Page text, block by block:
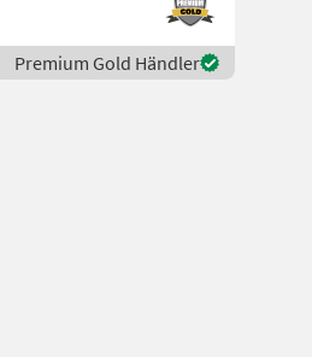
Premium Gold Händler